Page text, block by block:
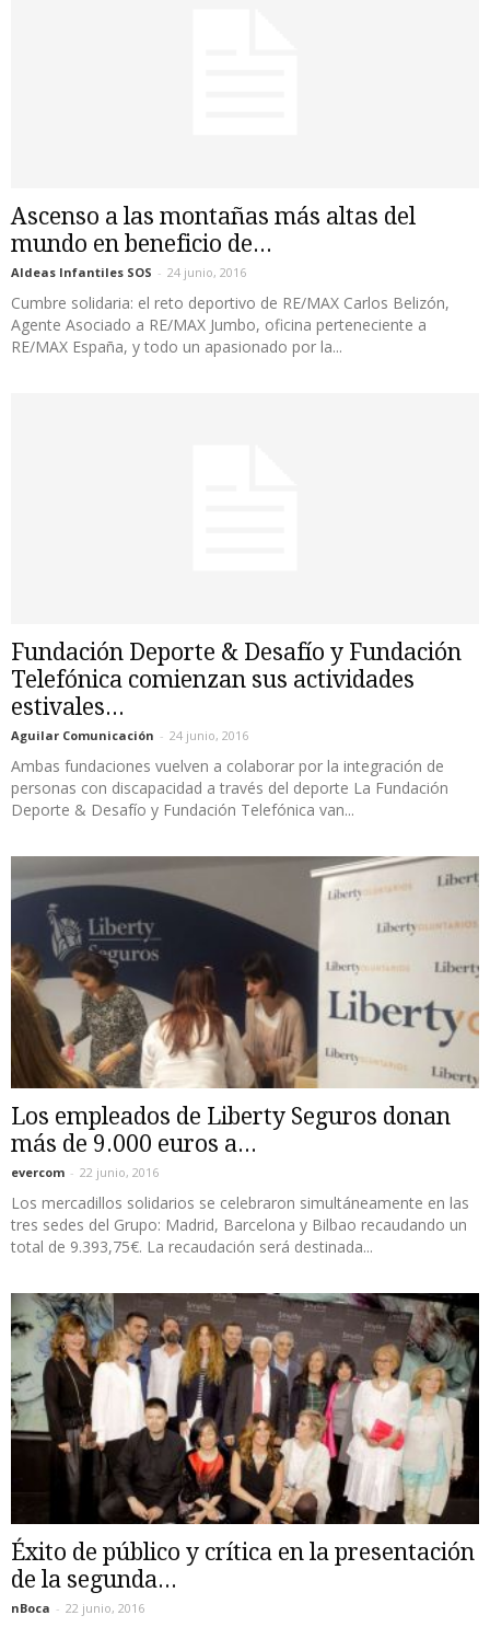
Ascenso a las montañas más altas del
mundo en beneficio de...
Aldeas Infantiles SOS - 24 junio, 2016
Cumbre solidaria: el reto deportivo de RE/MAX Carlos Belizón,
Agente Asociado a RE/MAX Jumbo, oficina perteneciente a
RE/MAX España, y todo un apasionado por la...
Fundación Deporte & Desafío y Fundación
Telefónica comienzan sus actividades
estivales...
Aguilar Comunicación - 24 junio, 2016
Ambas fundaciones vuelven a colaborar por la integración de
personas con discapacidad a través del deporte La Fundación
Deporte & Desafío y Fundación Telefónica van...
Los empleados de Liberty Seguros donan
más de 9.000 euros a...
evercom - 22 junio, 2016
Los mercadillos solidarios se celebraron simultáneamente en las
tres sedes del Grupo: Madrid, Barcelona y Bilbao recaudando un
total de 9.393,75€. La recaudación será destinada...
Éxito de público y crítica en la presentación
de la segunda...
nBoca - 22 junio, 2016